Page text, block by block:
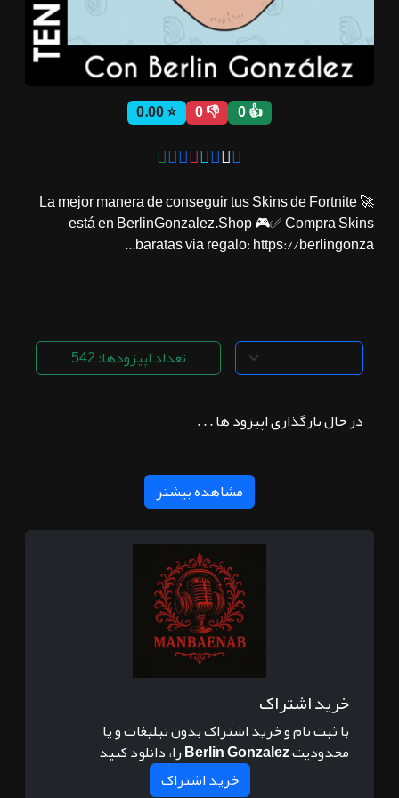
سوالات
متداول
👍 0
👎 0
⭐ 0.00
🚀 La mejor manera de conseguir tus Skins de Fortnite
está en BerlinGonzalez.Shop 🎮✅ Compra Skins
baratas via regalo: https://berlingonza...
تعداد اپیزودها: 542
در حال بارگذاری اپیزود ها . . .
مشاهده بیشتر
خرید اشتراک
با ثبت نام و خرید اشتراک بدون تبلیغات و یا
محدودیتBerlin Gonzalezرا، دانلود کنید
خرید اشتراک